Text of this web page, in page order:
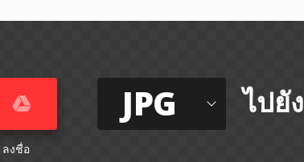
ลงชื่อ
JPG ไปยัง